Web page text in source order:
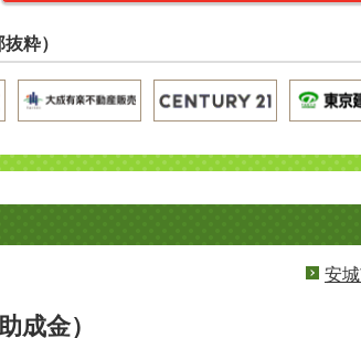
粋）
安
成金）